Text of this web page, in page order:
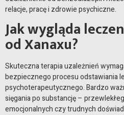
relacje, pracę i zdrowie psychiczne.
Jak wygląda
od Xanaxu?
Skuteczna terapia uzależnień
bezpiecznego procesu odstawiania
psychoterapeutycznego. Bardzo
sięgania po substancję –
emocjonalnych czy trudnych